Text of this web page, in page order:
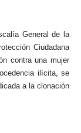
General de la
Ciudadana
contra una mujer
ilícita, se
a la clonación